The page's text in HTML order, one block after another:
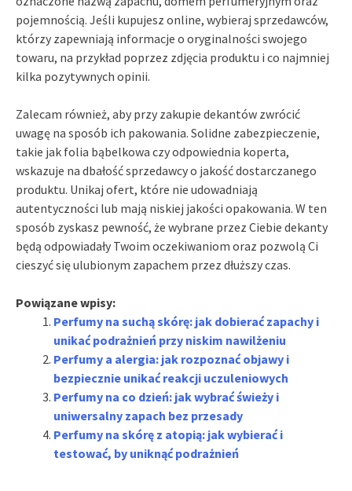
pojemnością. Jeśli kupujesz online, wybieraj sprzedawców,
którzy zapewniają informacje o oryginalności swojego
towaru, na przykład poprzez zdjęcia produktu i co najmniej
kilka pozytywnych opinii.
Zalecam również, aby przy zakupie dekantów zwrócić
uwagę na sposób ich pakowania. Solidne zabezpieczenie,
takie jak folia bąbelkowa czy odpowiednia koperta,
wskazuje na dbałość sprzedawcy o jakość dostarczanego
produktu. Unikaj ofert, które nie udowadniają
autentyczności lub mają niskiej jakości opakowania. W ten
sposób zyskasz pewność, że wybrane przez Ciebie dekanty
będą odpowiadały Twoim oczekiwaniom oraz pozwolą Ci
cieszyć się ulubionym zapachem przez dłuższy czas.
Powiązane wpisy:
Perfumy na suchą skórę: jak dobierać zapachy i
unikać podrażnień przy niskim nawilżeniu
Perfumy a alergia: jak rozpoznać objawy i
bezpiecznie unikać reakcji uczuleniowych
Perfumy na co dzień: jak wybrać świeży i
uniwersalny zapach bez przesady
Perfumy na skórę z atopią: jak wybierać i
testować, by uniknąć podrażnień